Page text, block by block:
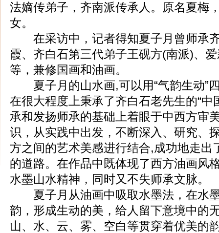
法嫡传弟子，齐南派传承人。原名夏梅
女。
在采访中，记者得知夏子月曾师承
霞、齐白石第三代弟子王砚方(南派)、
等，兼修国画和油画。
夏子月的山水画,可以用“气韵生动”
在很大程度上秉承了齐白石老先生的“中
承和发扬师承的基础上着眼于中西方审
识，从实践中出发，不断深入、研究、
方之间的艺术美感进行结合,成功地走出
的道路。在作品中既体现了西方油画风
水墨山水精神，同时又不失师承文脉。
夏子月从油画中吸取水墨法，在水
韵，形成生动的美，给人留下意境中的
山、水、云、雾、空白等贯穿着优美的